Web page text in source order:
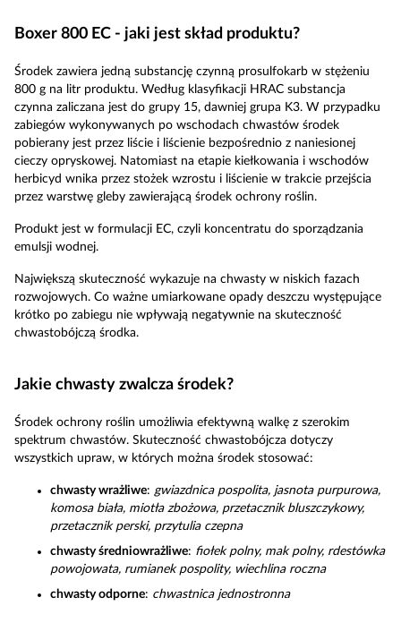
Boxer 800 EC - jaki jest skład produktu?
Środek zawiera jedną substancję czynną prosulfokarb w stężeniu
800 g na litr produktu. Według klasyfikacji HRAC substancja
czynna zaliczana jest do grupy 15, dawniej grupa K3. W przypadku
zabiegów wykonywanych po wschodach chwastów środek
pobierany jest przez liście i liścienie bezpośrednio z naniesionej
cieczy opryskowej. Natomiast na etapie kiełkowania i wschodów
herbicyd wnika przez stożek wzrostu i liścienie w trakcie przejścia
przez warstwę gleby zawierającą środek ochrony roślin.
Produkt jest w formulacji EC, czyli koncentratu do sporządzania
emulsji wodnej.
Największą skuteczność wykazuje na chwasty w niskich fazach
rozwojowych. Co ważne umiarkowane opady deszczu występujące
krótko po zabiegu nie wpływają negatywnie na skuteczność
chwastobójczą środka.
Jakie chwasty zwalcza środek?
Środek ochrony roślin umożliwia efektywną walkę z szerokim
spektrum chwastów. Skuteczność chwastobójcza dotyczy
wszystkich upraw, w których można środek stosować:
chwasty wrażliwe: gwiazdnica pospolita, jasnota purpurowa,
komosa biała, miotła zbożowa, przetacznik bluszczykowy,
przetacznik perski, przytulia czepna
chwasty średniowrażliwe: fiołek polny, mak polny, rdestówka
powojowata, rumianek pospolity, wiechlina roczna
chwasty odporne: chwastnica jednostronna